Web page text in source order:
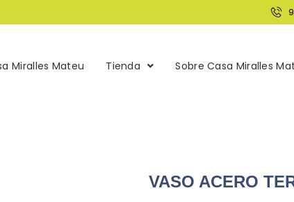
Miralles Mateu Tienda Sobre Casa Miralles
VASO ACERO